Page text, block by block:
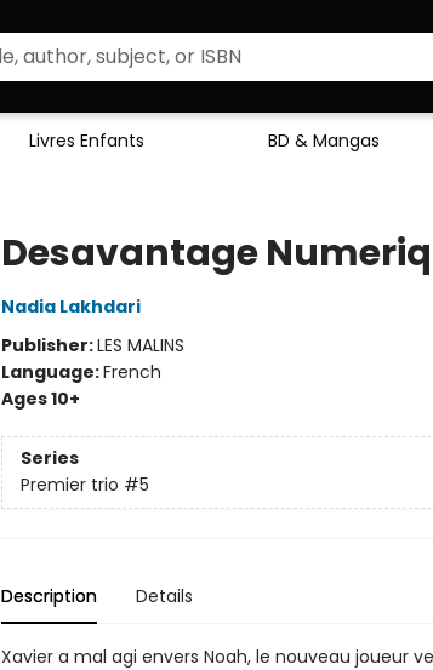
Livres Enfants BD & Mangas
Desavantage
Nadia Lakhdari
Publisher:LES MALINS
Language:French
Ages 10+
Series
Premier trio #5
Description Details
Xavier a mal agi envers Noah, le nouveau joueur